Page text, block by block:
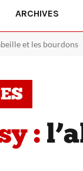
ARCHIVES
et les bourdons
: